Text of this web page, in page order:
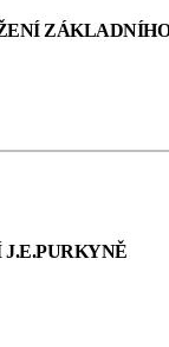
J.E.PURKYNĚ